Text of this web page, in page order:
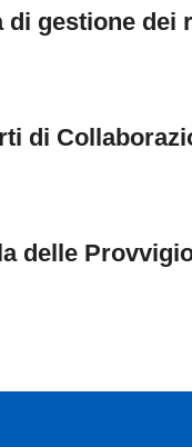
di gestione dei
di
delle